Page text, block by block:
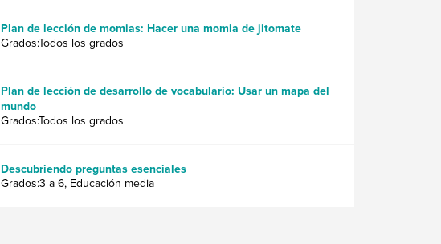
Plan de lección de momias: Hacer una momia de jitomate
Grados:Todos los grados
Plan de lección de desarrollo de vocabulario: Usar un mapa del
mundo
Grados:Todos los grados
Descubriendo preguntas esenciales
Grados:3 a 6, Educación media